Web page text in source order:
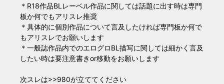
＊R18作品BLレーベル作品に関しては話題に出す時は専門
板か何でもアリスレ推奨
＊具体的に個別作品について言及したければ専門板か何で
もアリスレでお願いします
＊一般誌作品内でのエログロBL描写に関しては細かく言及
したい時は要注意書きor移動をお願いします
次スレは>>980が立ててください